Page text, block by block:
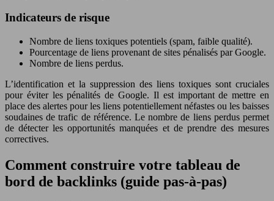
Indicateurs de risque
Nombre de liens toxiques potentiels (spam, faible qualité).
Pourcentage de liens provenant de sites pénalisés par Google.
Nombre de liens perdus.
L’identification et la suppression des liens toxiques sont cruciales
pour éviter les pénalités de Google. Il est important de mettre en
place des alertes pour les liens potentiellement néfastes ou les baisses
soudaines de trafic de référence. Le nombre de liens perdus permet
de détecter les opportunités manquées et de prendre des mesures
correctives.
Comment construire votre tableau de
bord de backlinks (guide pas-à-pas)